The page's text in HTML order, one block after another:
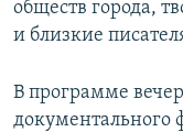
обществ города,
и близкие
В программе
документального